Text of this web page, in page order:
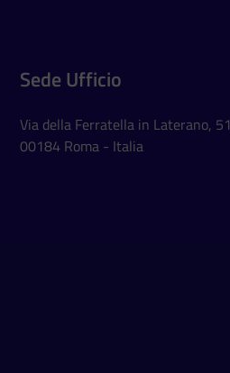
Sede Ufficio
Via della Ferratella in Laterano, 51
00184 Roma - Italia